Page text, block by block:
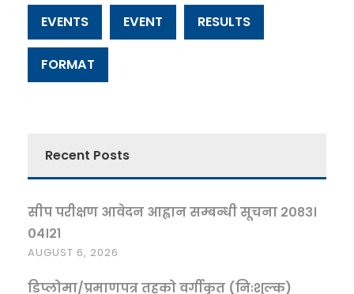
EVENTS EVENT RESULTS
FORMAT
Recent Posts
सीप परीक्षण आवेदन आह्वान सम्बन्धी सूचना २०८३।
०४।२१
AUGUST 6, 2026
डिप्लोमा/प्रमाणपत्र तहको वर्गीकृत (निःशुल्क)